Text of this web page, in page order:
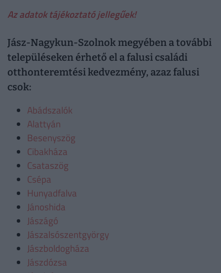
Az adatok tájékoztató jellegűek!
Jász-Nagykun-Szolnok megyében a további
településeken érhető el a falusi családi
otthonteremtési kedvezmény, azaz falusi
csok:
Abádszalók
Alattyán
Besenyszög
Cibakháza
Csataszög
Csépa
Hunyadfalva
Jánoshida
Jászágó
Jászalsószentgyörgy
Jászboldogháza
Jászdózsa